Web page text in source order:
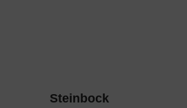
Steinbock